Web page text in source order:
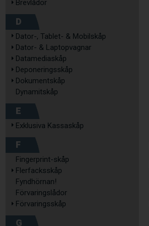
Brevlådor
D
Dator-, Tablet- & Mobilskåp
Dator- & Laptopvagnar
Datamediaskåp
Deponeringsskåp
Dokumentskåp
Dynamitskåp
E
Exklusiva Kassaskåp
F
Fingerprint-skåp
Flerfacksskåp
Fyndhörnan!
Förvaringslådor
Förvaringsskåp
G